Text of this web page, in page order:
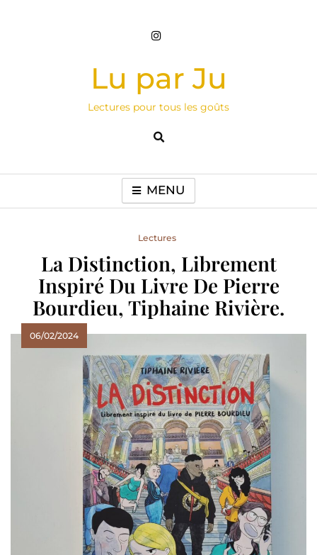
Lu par Ju
Lectures pour tous les goûts
MENU
Lectures
La Distinction, Librement
Inspiré Du Livre De Pierre
Bourdieu, Tiphaine Rivière.
06/02/2024